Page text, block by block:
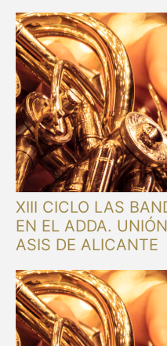
XIII CICLO LAS
EN EL ADDA.
ASIS DE ALICANTE